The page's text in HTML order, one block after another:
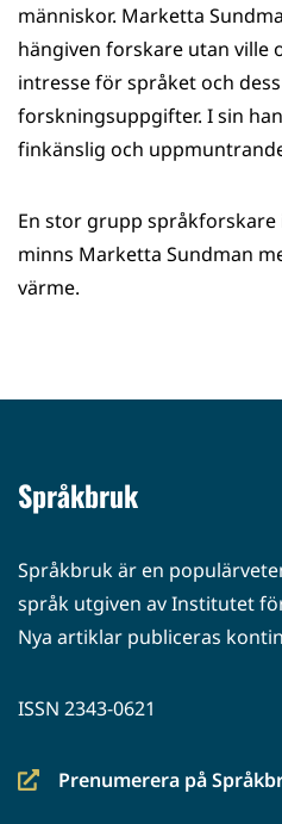
människor. Marketta
hängiven forskare utan ville
intresse för språket och
forskningsuppgifter. I sin
finkänslig och
En stor grupp språkforskare
minns Marketta Sundman
värme.
Språkbruk
Språkbruk är en
språk utgiven av Institutet
Nya artiklar publiceras
ISSN 2343-0621
Prenumerera på
(siirryt